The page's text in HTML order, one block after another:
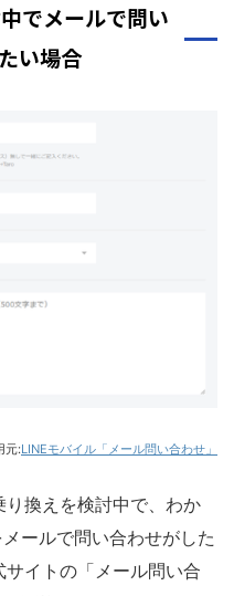
でメールで問い
い場合
元:LINEモバイル「メール問い合わせ」
換えを検討中で、わか
ールで問い合わせがした
イトの「メール問い合